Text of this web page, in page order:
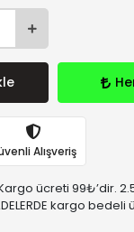
Alışveriş
Kargo ücreti 99₺’dir.
kargo bedeli